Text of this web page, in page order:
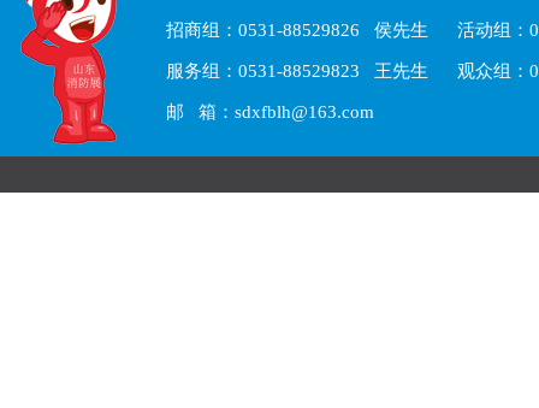
招商组：0531-88529826 侯先生 活动组：
服务组：0531-88529823 王先生 观众组：
邮 箱：sdxfblh@163.com